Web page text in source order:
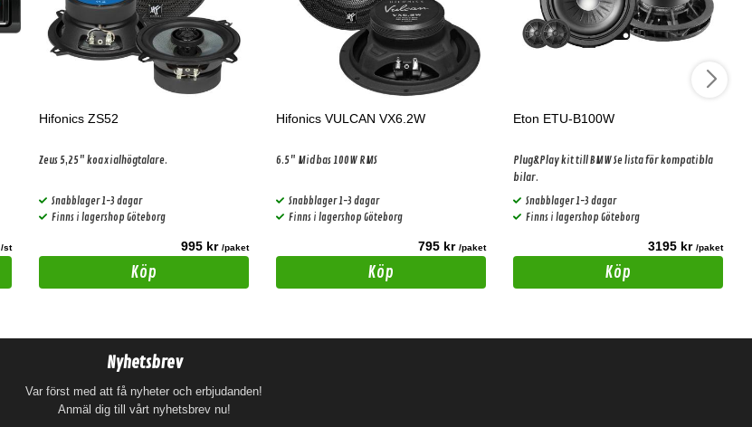
/st
Hifonics ZS52
Zeus 5,25" koaxialhögtalare.
Snabblager 1-3 dagar
Finns i lagershop Göteborg
995 kr /paket
Köp
Hifonics VULCAN VX6.2W
6.5" Midbas 100W RMS
Snabblager 1-3 dagar
Finns i lagershop Göteborg
795 kr /paket
Köp
Eton ETU-B100W
Plug&Play kit till BMW Se lista för kompatibla
bilar.
Snabblager 1-3 dagar
Finns i lagershop Göteborg
3195 kr /paket
Köp
Nyhetsbrev
Var först med att få nyheter och erbjudanden!
Anmäl dig till vårt nyhetsbrev nu!